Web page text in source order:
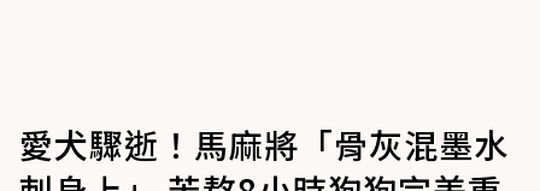
愛犬驟逝！馬麻將「骨灰混墨水